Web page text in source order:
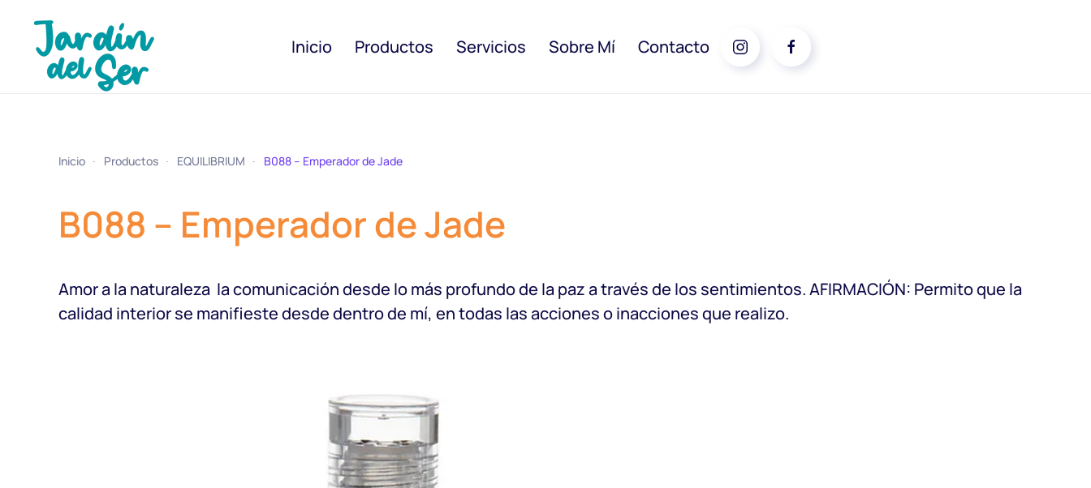
Inicio Productos Servicios Sobre Mí Contacto
Inicio Productos EQUILIBRIUM B088 – Emperador de Jade
B088 – Emperador de Jade
Amor a la naturaleza  la comunicación desde lo más profundo de la paz a través de los sentimientos. AFIRMACIÓN: Permito que la
calidad interior se manifieste desde dentro de mí, en todas las acciones o inacciones que realizo.